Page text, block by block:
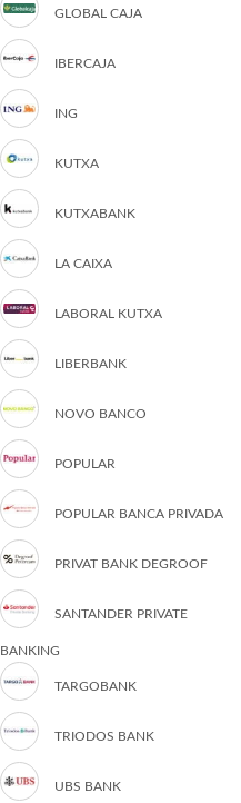
GLOBAL CAJA
IBERCAJA
ING
KUTXA
KUTXABANK
LA CAIXA
LABORAL KUTXA
LIBERBANK
NOVO BANCO
POPULAR
POPULAR BANCA PRIVADA
PRIVAT BANK DEGROOF
SANTANDER PRIVATE
BANKING
TARGOBANK
TRIODOS BANK
UBS BANK